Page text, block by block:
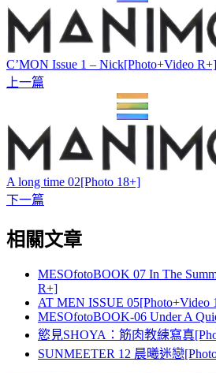
C’MON Issue 1 – Nick[Photo+Video R+]
上一篇
A long time 02[Photo 18+]
下一篇
相關文章
MESOfotoBOOK 07 In The
R+]
AT MEN ISSUE 05[Photo+Video
MESOfotoBOOK-06 Under A
慾見SHOYA：筋肉教練寫真
SUNMEETER 12 晨曦迷戀